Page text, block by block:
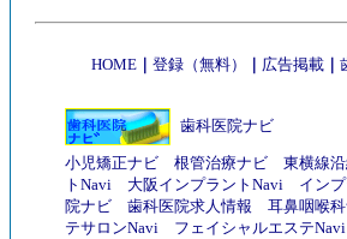
HOME 登録（無料） 広告掲載
歯科医院ナビ
小児矯正ナビ 根管治療ナビ 東横線
トNavi
大阪インプラントNavi イン
院ナビ
歯科医院求人情報 耳鼻咽喉
テサロンNavi
フェイシャルエステNavi